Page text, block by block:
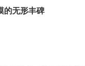
的无形丰碑